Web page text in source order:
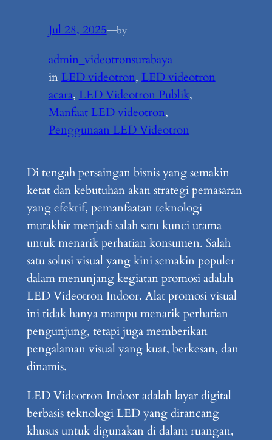
Jul 28, 2025—by
admin_videotronsurabaya
in LED videotron, LED videotron
acara, LED Videotron Publik
Manfaat LED videotron
Penggunaan LED Videotron
Di tengah persaingan bisnis yang semakin
ketat dan kebutuhan akan strategi pemasaran
yang efektif, pemanfaatan teknologi
mutakhir menjadi salah satu kunci utama
untuk menarik perhatian konsumen. Salah
satu solusi visual yang kini semakin populer
dalam menunjang kegiatan promosi adalah
LED Videotron Indoor. Alat promosi visual
ini tidak hanya mampu menarik perhatian
pengunjung, tetapi juga memberikan
pengalaman visual yang kuat, berkesan, dan
dinamis.
LED Videotron Indoor adalah layar digital
berbasis teknologi LED yang dirancang
khusus untuk digunakan di dalam ruangan,